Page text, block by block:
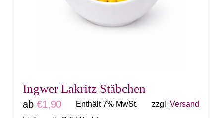
Optionen
können
werden
Ingwer Lakritz Stäbchen
ab €1,90 Enthält 7% MwSt. zzgl. Versand